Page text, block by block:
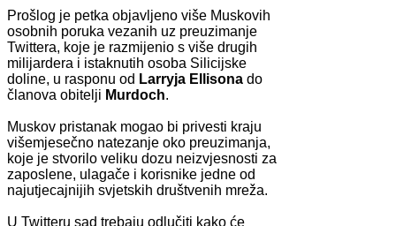
Prošlog je petka objavljeno više Muskovih
osobnih poruka vezanih uz preuzimanje
Twittera, koje je razmijenio s više drugih
milijardera i istaknutih osoba Silicijske
doline, u rasponu od Larryja Ellisona do
članova obitelji Murdoch.
Muskov pristanak mogao bi privesti kraju
višemjesečno natezanje oko preuzimanja,
koje je stvorilo veliku dozu neizvjesnosti za
zaposlene, ulagače i korisnike jedne od
najutjecajnijih svjetskih društvenih mreža.
U Twitteru sad trebaju odlučiti kako će